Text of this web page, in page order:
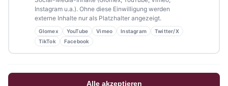
Stellenanzeigen
Instagram u.a.). Ohne diese Einwilligung werden
externe Inhalte nur als Platzhalter angezeigt.
Glomex YouTube Vimeo Instagram
Twitter/X
TikTok
Facebook
Alle akzeptieren